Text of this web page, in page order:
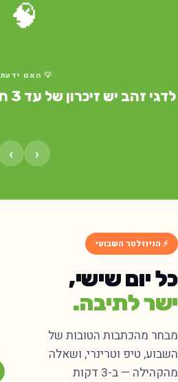
🧠
💡 האם ידעת?
זהב יש זיכרון של עד 3 חודשים — לא 3 שניות!
⚡ הניוזלטר השבועי
יום שישי,
לתיבה.
מהכתבות הטובות של
טיפ וטרינרי, ושאלה
מהקהילה — ב-3 דקות